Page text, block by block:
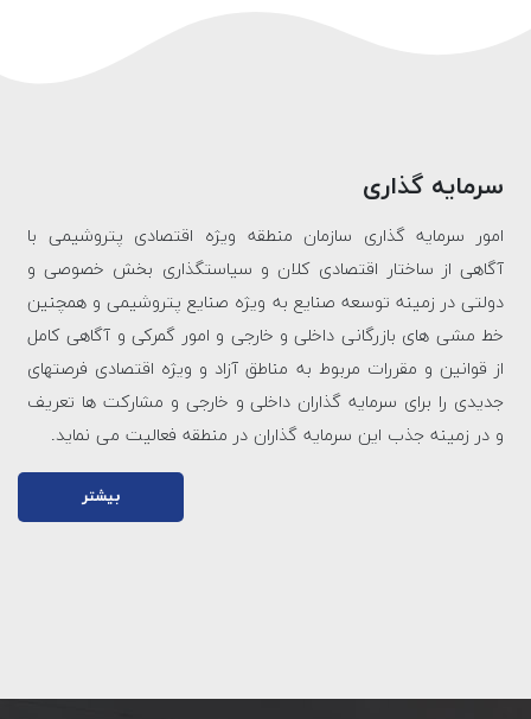
سرمایه گذاری
امور سرمایه گذاری سازمان منطقه ویژه اقتصادی پتروشیمی با
آگاهی از ساختار اقتصادی کلان و سیاستگذاری بخش خصوصی و
دولتی در زمینه توسعه صنایع به ویژه صنایع پتروشیمی و همچنین
خط مشی های بازرگانی داخلی و خارجی و امور گمرکی و آگاهی کامل
از قوانین و مقررات مربوط به مناطق آزاد و ویژه اقتصادی فرصتهای
جدیدی را برای سرمایه گذاران داخلی و خارجی و مشارکت ها تعریف
و در زمینه جذب این سرمایه گذاران در منطقه فعالیت می نماید.
بیشتر